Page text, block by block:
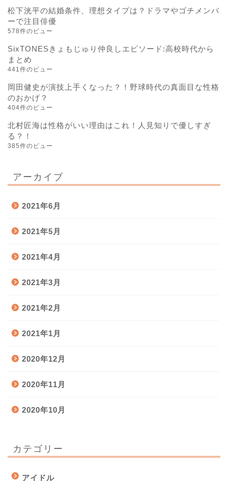
松下洸平の結婚条件、理想タイプは？ドラマやゴチメンバ
ーで注目俳優
578件のビュー
SixTONESきょもじゅり仲良しエピソード:高校時代から
まとめ
441件のビュー
岡田健史が演技上手くなった？！野球時代の真面目な性格
のおかげ？
404件のビュー
北村匠海は性格がいい理由はこれ！人見知りで優しすぎ
る？！
385件のビュー
アーカイブ
2021年6月
2021年5月
2021年4月
2021年3月
2021年2月
2021年1月
2020年12月
2020年11月
2020年10月
カテゴリー
アイドル